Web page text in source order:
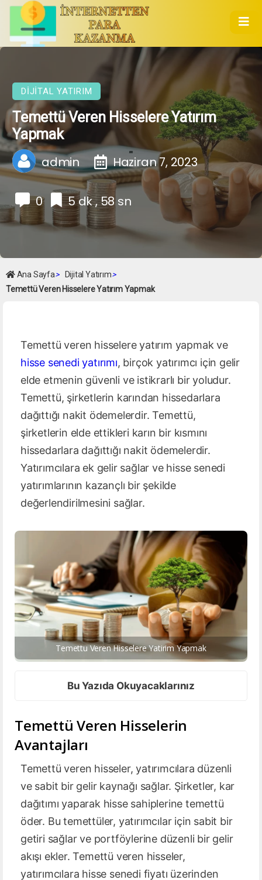
DIJITAL YATIRIM
Temettü Veren Hisselere Yatırım
Yapmak
admin Haziran 7, 2023
0 5 dk , 58 sn
Ana Sayfa> Dijital Yatırım>
Temettü Veren Hisselere Yatırım Yapmak
Temettü veren hisselere yatırım yapmak ve
hisse senedi yatırımı, birçok yatırımcı için gelir
elde etmenin güvenli ve istikrarlı bir yoludur.
Temettü, şirketlerin karından hissedarlara
dağıttığı nakit ödemelerdir. Temettü,
şirketlerin elde ettikleri karın bir kısmını
hissedarlara dağıttığı nakit ödemelerdir.
Yatırımcılara ek gelir sağlar ve hisse senedi
yatırımlarının kazançlı bir şekilde
değerlendirilmesini sağlar.
Temettu Veren Hisselere Yatirim Yapmak
Bu Yazıda Okuyacaklarınız
Temettü Veren Hisselerin
Avantajları
Temettü veren hisseler, yatırımcılara düzenli
ve sabit bir gelir kaynağı sağlar. Şirketler, kar
dağıtımı yaparak hisse sahiplerine temettü
öder. Bu temettüler, yatırımcılar için sabit bir
getiri sağlar ve portföylerine düzenli bir gelir
akışı ekler. Temettü veren hisseler,
yatırımcılara hisse senedi fiyatı üzerinden